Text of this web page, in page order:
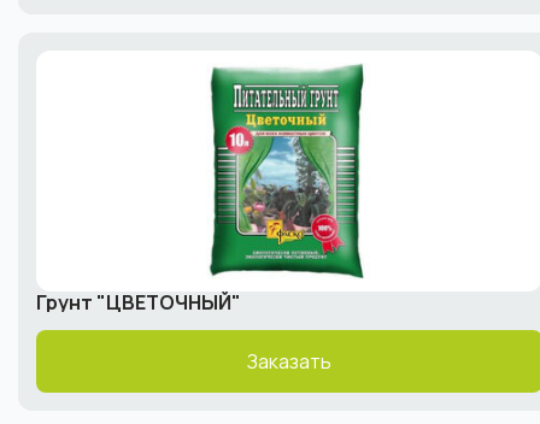
Грунт "ЦВЕТОЧНЫЙ"
Заказать